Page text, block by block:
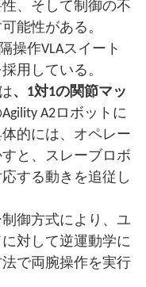
、そして制御の不
能性がある。
操作VLAスイート
用している。
、1対1の関節マッ
A2ロボットに
的には、オペレー
と、スレーブロボ
する動きを追従し
御方式により、ユ
対して逆運動学に
で両腕操作を実行